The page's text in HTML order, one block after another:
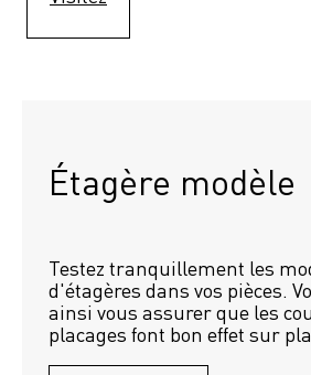
Étagère modèle
Testez tranquillement les
d'étagères dans vos pièces.
ainsi vous assurer que les
placages font bon effet sur